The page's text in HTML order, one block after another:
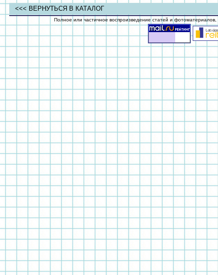
<<< ВЕРНУТЬСЯ В КАТАЛОГ
Полное или частичное воспроизведение статей и